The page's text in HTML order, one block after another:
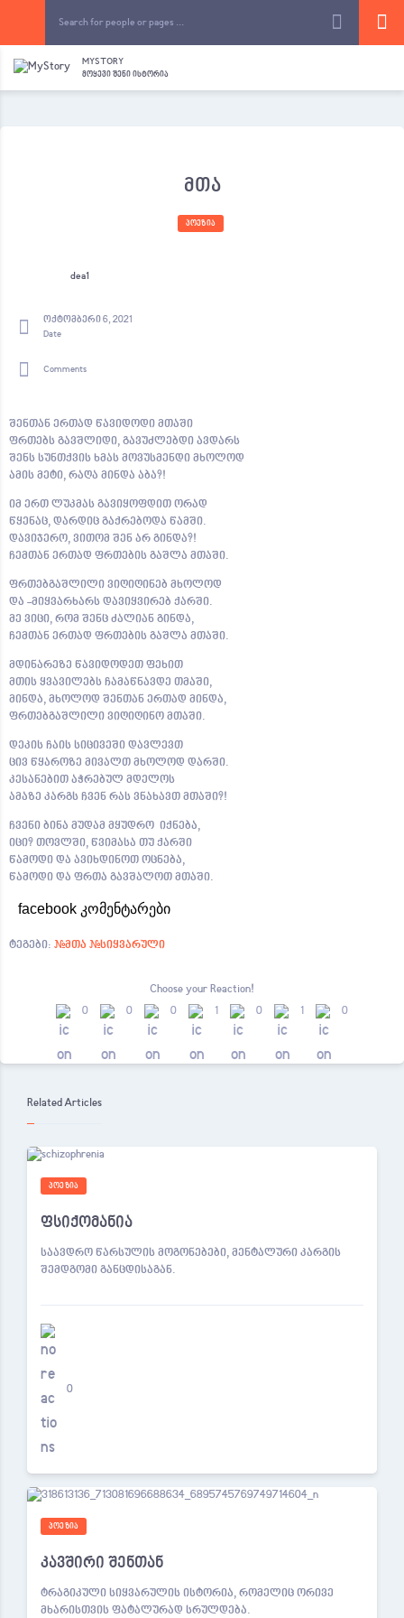
MYSTORY
ᲛᲝᲧᲔᲕᲘ ᲨᲔᲜᲘ ᲘᲡᲢᲝᲠᲘᲐ
მთა
ᲞᲝᲔᲖᲘᲐ
dea1
ოქტომბერი 6, 2021
Date
Comments
შენთან ერთად წავიდოდი მთაში
ფრთებს გავშლიდი, გავუძლებდი ავდარს
შენს სუნთქვის ხმას მოვუსმენდი მხოლოდ
ამის მეტი, რაღა მინდა აბა?!
იმ ერთ ლუკმას გავიყოფდით ორად
წყენაც, დარდიც გაქრებოდა წამში.
დავიჯერო, ვითომ შენ არ გინდა?!
ჩემთან ერთად ფრთების გაშლა მთაში.
ფრთებგაშლილი ვიღიღინებ მხოლოდ
და -მიყვარხარს დავიყვირებ ქარში.
მე ვიცი, რომ შენც ძალიან გინდა,
ჩემთან ერთად ფრთების გაშლა მთაში.
მდინარეზე წავიდოდეთ ფეხით
მთის ყვავილებს ჩამაწნავდე თმაში,
მინდა, მხოლოდ შენთან ერთად მინდა,
ფრთებგაშლილი ვიღიღინო მთაში.
დეკის ჩაის სიცივეში დავლევთ
ცივ წყაროზე მივალთ მხოლოდ დარში.
კესანებით აჭრებულ მდელოს
ამაზე კარგს ჩვენ რას ვნახავთ მთაში?!
ჩვენი ბინა მუდამ მყუდრო იქნება,
იცი? თოვლში, წვიმასა თუ ქარში
წამოდი და ავიხდინოთ ოცნება,
წამოდი და ფრთა გავშალოთ მთაში.
facebook კომენტარები
ტეგები: #მთა #სიყვარული
Choose your Reaction!
0
0 0 1 0 1 0
Related Articles
ᲞᲝᲔᲖᲘᲐ
ფსიქომანია
საავდრო წარსულის მოგონებები, მენტალური კარგის
შემდგომი განცდისაგან.
0
ᲞᲝᲔᲖᲘᲐ
კავშირი შენთან
ტრაგიკული სიყვარულის ისტორია, რომელიც ორივე
მხარისთვის ფატალურად სრულდება.